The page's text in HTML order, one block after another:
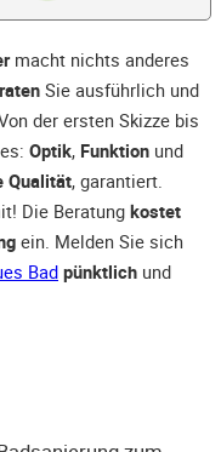
macht nichts anderes
Sie ausführlich und
der ersten Skizze bis
Optik, Funktion und
Qualität, garantiert.
Die Beratungkostet
ein. Melden Sie sich
Bad pünktlich und